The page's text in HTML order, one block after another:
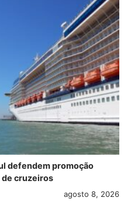
defendem promoção
cruzeiros
agosto 8, 2026